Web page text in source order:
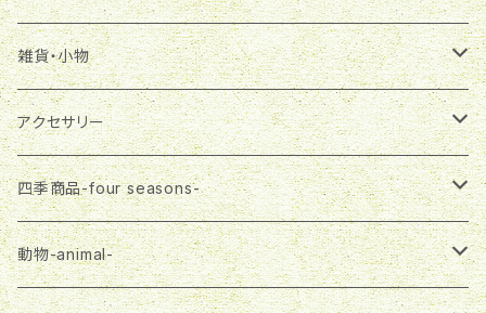
一筆箋
エコバッグ
ランチバッグ
マスク
３wayバッグ
Tシャツ
アクセサリー
ピアス
ネックレス
ブローチ
バッグチャーム
缶バッジ
布製品
エコバッグ
ピアス
ネックレス
雑貨・小物
プチバッグ
飾りボタン
おばさま
大五郎
さる郎
フラガール
雑貨・小物
ステーショナリー
マグネット
一筆箋
プチバッグ
エコバッグ
トートバッグ
３wayバッグ
アクセサリー
ピアス
ネックレス
四季商品-four seasons-
春-spring-
動物-animal-